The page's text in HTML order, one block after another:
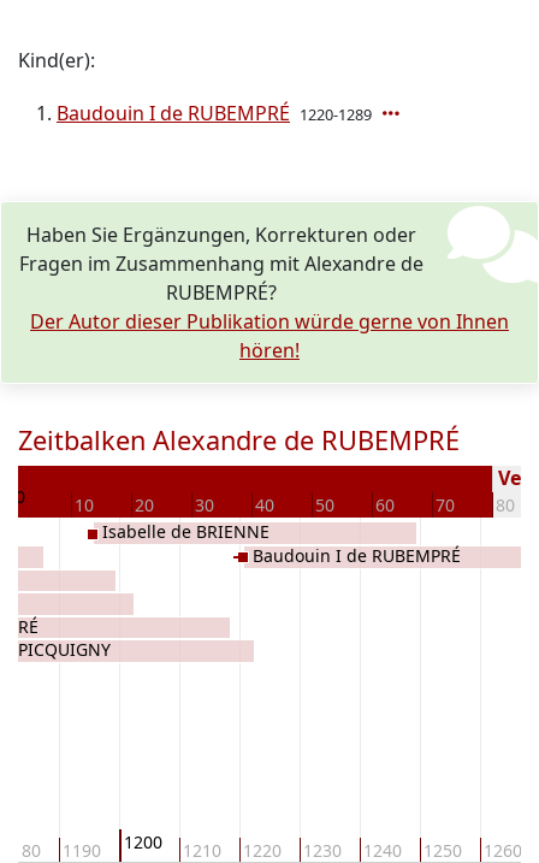
Kind(er):
Baudouin I de RUBEMPRÉ 1220-1289
Haben Sie Ergänzungen, Korrekturen oder
Fragen im Zusammenhang mit Alexandre de
RUBEMPRÉ?
Der Autor dieser Publikation würde gerne von Ihnen
hören!
Zeitbalken Alexandre de RUBEMPRÉ
0 10 20 30 40 50 60 70 80
1180 1190 1200 1210 1220 1230 1240 1250 1260
PICQUIGNY
Isabelle de BRIENNE
Baudouin I de RUBEMPRÉ